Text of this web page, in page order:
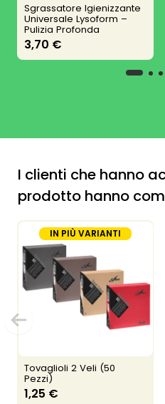
Sgrassatore Igienizzante
Universale Lysoform –
Pulizia Profonda
3,70 €
I clienti che hanno
prodotto hanno
IN PIÙ VARIANTI
Tovaglioli 2 Veli (50
Pezzi)
1,25 €